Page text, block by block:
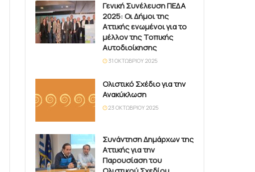
Γενική Συνέλευση ΠΕΔΑ
2025: Οι Δήμοι της
Αττικής ενωμένοι για το
μέλλον της Τοπικής
Αυτοδιοίκησης
31 ΟΚΤΩΒΡΊΟΥ 2025
Ολιστικό Σχέδιο για την
Ανακύκλωση
23 ΟΚΤΩΒΡΊΟΥ 2025
Συνάντηση Δημάρχων της
Αττικής για την
Παρουσίαση του